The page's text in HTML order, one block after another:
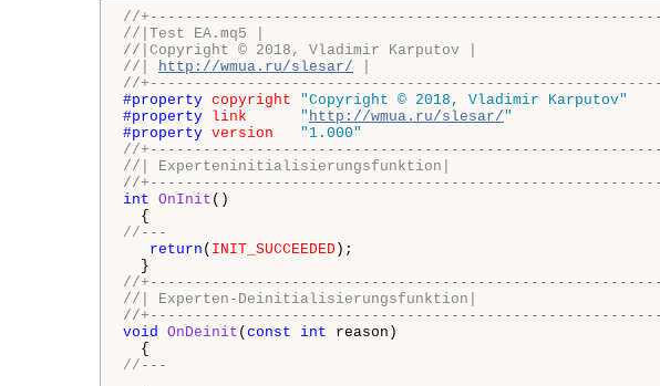
//
//|Test EA.mq5 |
//|Copyright © 2018, Vladimir Karputov |
//| http://wmua.ru/slesar/
//
#property copyright
"Copyright © 2018, Vladimir Karputov"
#property link " http://wmua.ru/slesar/"
#property version
"1.000"
//
//| Experteninitialisierungsfunktion|
//
int OnInit ()
//---
return ( INIT_SUCCEEDED );
//
//| Experten-Deinitialisierungsfunktion|
//
void OnDeinit ( const int reason)
//---